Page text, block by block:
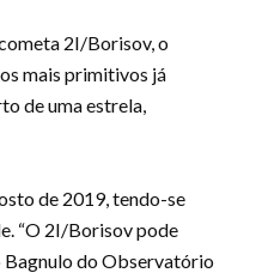
2I/Borisov, o
mais primitivos já
de uma estrela,
de 2019, tendo-se
“O 2I/Borisov pode
Bagnulo do Observatório